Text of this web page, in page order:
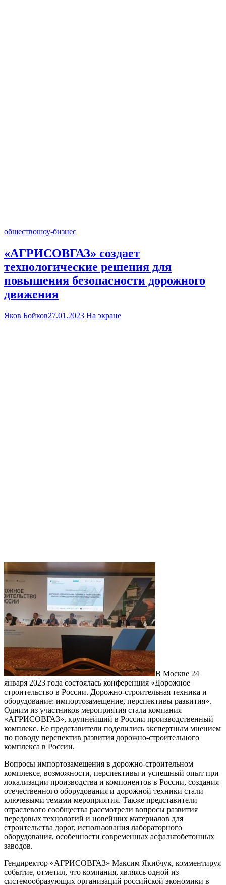
обществошоу-бизнес
«АГРИСОВГАЗ» создает
технологические решения для
повышения безопасности дорожного
движения
Яков Бойков27.01.2023 На экране
В Москве 24
января 2023 года состоялась конференция «Дорожное
строительство в России. Дорожно-строительная техника и
оборудование: импортозамещение, перспективы развития».
Одним из участников мероприятия стала компания
«АГРИСОВГАЗ», крупнейший в России производственный
комплекс. Ее представители поделились экспертным мнением
по поводу перспектив развития дорожно-строительного
комплекса в России.
Вопросы импортозамещения в дорожно-строительном
комплексе, возможности, перспективы и успешный опыт при
локализации производства и компонентов в России, создания
отечественного оборудования и дорожной техники стали
ключевыми темами мероприятия. Также представители
отраслевого сообщества рассмотрели вопросы развития
передовых технологий и новейших материалов для
строительства дорог, использования лабораторного
оборудования, особенности современных асфальтобетонных
заводов.
Гендиректор «АГРИСОВГАЗ» Максим Якибчук, комментируя
событие, отметил, что компания, являясь одной из
системообразующих организаций российской экономики в